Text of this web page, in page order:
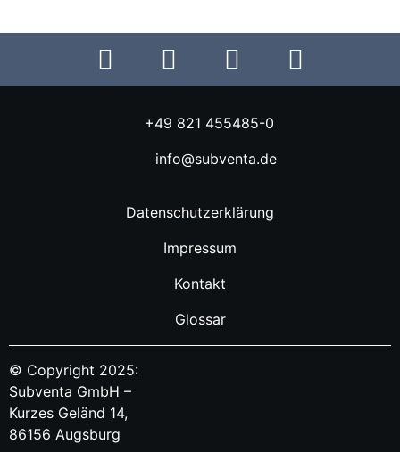
+49 821 455485-0
info@subventa.de
Datenschutzerklärung
Impressum
Kontakt
Glossar
© Copyright 2025:
Subventa GmbH –
Kurzes Geländ 14,
86156 Augsburg